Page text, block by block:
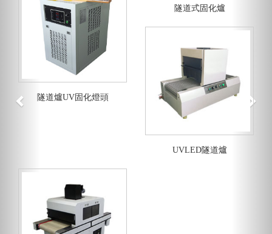
隧道爐UV固化燈頭
隧道式固化爐
UVLED隧道爐